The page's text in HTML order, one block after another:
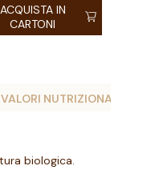
ACQUISTA IN
CARTONI
VALORI NUTRIZIONALI
biologica.